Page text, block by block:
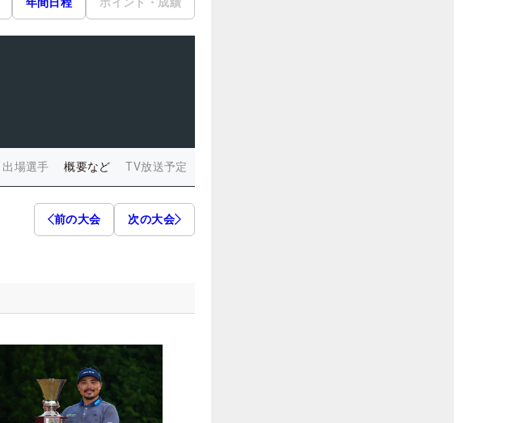
年間日程 ポイント・成績
出場選手 概要など TV放送予定
前の大会 次の大会